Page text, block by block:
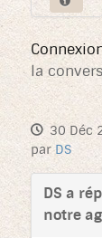
la
30 Déc
parDS
DS a
notre